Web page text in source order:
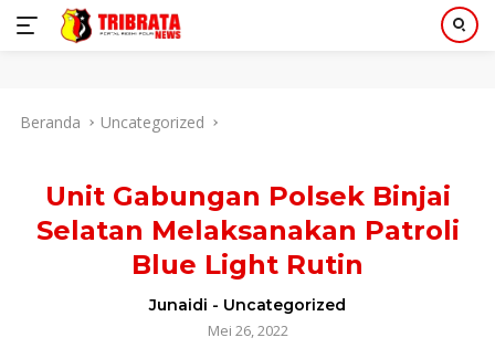
Beranda Uncategorized
Unit Gabungan Polsek Binjai
Selatan Melaksanakan Patroli
Blue Light Rutin
Junaidi - Uncategorized
Mei 26, 2022